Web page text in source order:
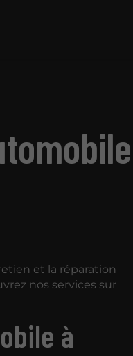
et la réparation
nos services sur
à